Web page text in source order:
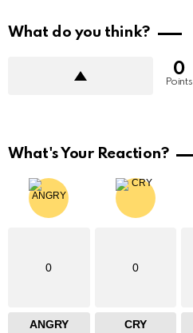
What do you think?
0
Points
What's Your Reaction?
0
ANGRY
0
CRY